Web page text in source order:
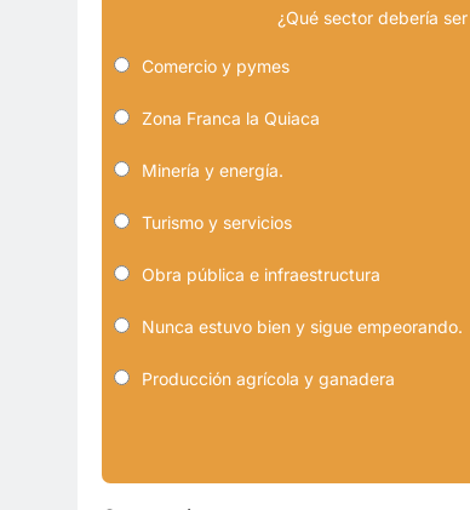
¿Qué sector debería
Comercio y pymes
Zona Franca la Quiaca
Minería y energía.
Turismo y servicios
Obra pública e infraestructura
Nunca estuvo bien y sigue empeorando.
Producción agrícola y ganadera